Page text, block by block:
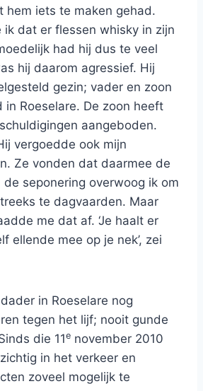
hem iets te maken gehad.
dat er flessen whisky in zijn
had hij dus te veel
hij daarom agressief. Hij
gezin; vader en zoon
in Roeselare. De zoon heeft
aangeboden.
vergoedde ook mijn
Ze vonden dat daarmee de
seponering overwoog ik om
te dagvaarden. Maar
me dat af. ‘Je haalt er
ellende mee op je nek’, zei
in Roeselare nog
tegen het lijf; nooit gunde
die 11e november 2010
in het verkeer en
zoveel mogelijk te